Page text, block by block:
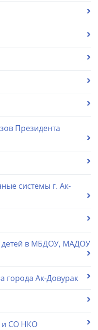
Президента
системы г. Ак-
детей в МБДОУ, МАДОУ
города Ак-Довурак
и СО НКО